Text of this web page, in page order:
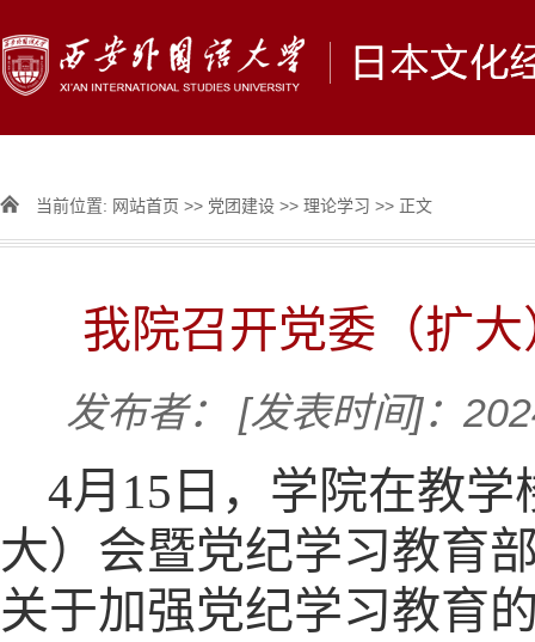
当前位置: 网站首页 >> 党团建设 >> 理论学习 >> 正文
我院召开党委（扩
发布者： [发表时间]：
4月15日，学院在教
大）会暨党纪学习教育
关于加强党纪学习教育